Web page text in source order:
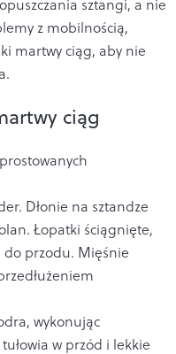
sztangi, a nie
z mobilnością,
martwy ciąg, aby nie
ciąg
Dłonie na sztandze
Łopatki ściągnięte,
przodu. Mięśnie
wykonując
w przód i lekkie